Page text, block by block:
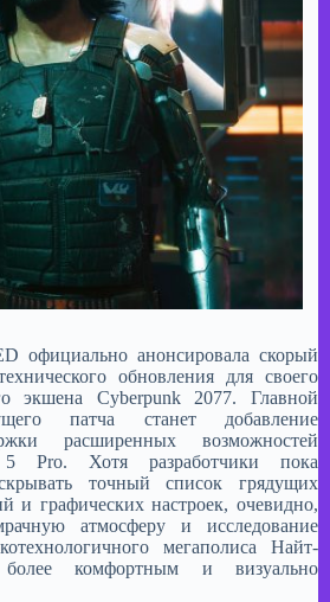
официально анонсировала скорый
обновления для своего
экшена Cyberpunk 2077. Главной
патча станет добавление
расширенных возможностей
5 Pro. Хотя разработчики пока
точный список грядущих
и графических настроек, очевидно,
атмосферу и исследование
мегаполиса Найт-
комфортным и визуально